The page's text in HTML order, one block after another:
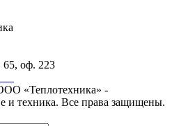
65, оф. 223
«Теплотехника» -
и техника. Все права защищены.